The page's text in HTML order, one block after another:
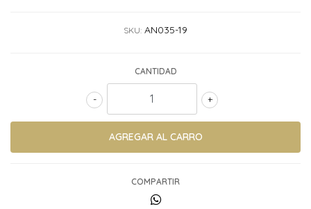
SKU: AN035-19
CANTIDAD
+
-
COMPARTIR